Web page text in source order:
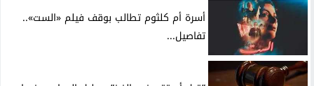
أسرة أم كلثوم تطالب بوقف فيلم «الست»..
تفاصيل...